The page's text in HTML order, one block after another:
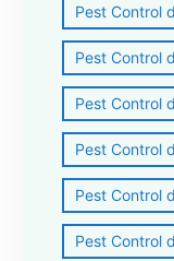
Pest Control
Pest Control
Pest Control
Pest Control
Pest Control
Pest Control